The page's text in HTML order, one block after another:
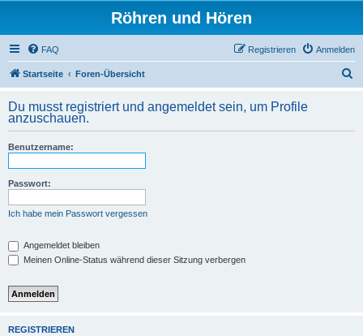
Röhren und Hören
FAQ Anmelden
Registrieren
Startseite Foren-Übersicht
h
Du musst registriert und angemeldet sein, um Profile
anzuschauen.
Benutzername:
Passwort:
Ich habe mein Passwort vergessen
Angemeldet bleiben
Meinen Online-Status während dieser Sitzung verbergen
REGISTRIEREN